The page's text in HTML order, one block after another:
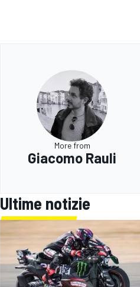
More from
Giacomo Rauli
Ultime notizie